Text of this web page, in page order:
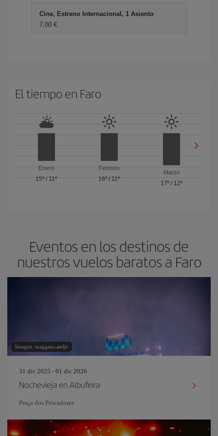
Cine, Estreno Internacional, 1 Asiento
7,00 €
El tiempo en Faro
Enero
15º/ 11º
Febrero
16º/ 11º
Marzo
17º / 12º
Eventos en los destinos de
nuestros vuelos baratos a Faro
Imagen: maggans.atelje
31 dic 2025 - 01 dic 2026
Nochevieja en Albufeira
Praça dos Pescadores